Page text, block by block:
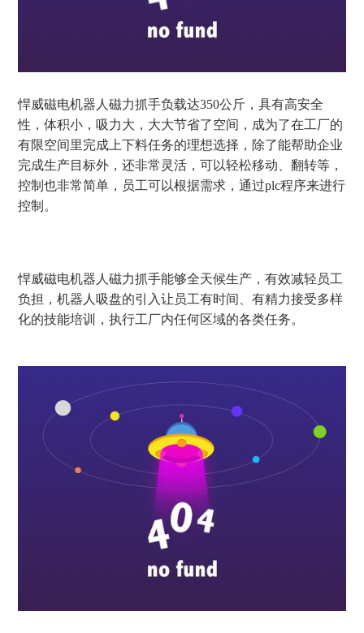
悍威磁电机器人磁力抓手负载达350公斤，具有高安全
性，体积小，吸力大，大大节省了空间，成为了在工厂的
有限空间里完成上下料任务的理想选择，除了能帮助企业
完成生产目标外，还非常灵活，可以轻松移动、翻转等，
控制也非常简单，员工可以根据需求，通过plc程序来进行
控制。
悍威磁电机器人磁力抓手能够全天候生产，有效减轻员工
负担，机器人吸盘的引入让员工有时间、有精力接受多样
化的技能培训，执行工厂内任何区域的各类任务。